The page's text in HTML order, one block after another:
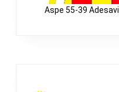
Aspe 55-39 Adesavi